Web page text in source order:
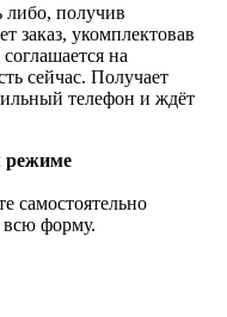
либо, получив
заказ, укомплектовав
на
сейчас. Получает
телефон и ждёт
режиме
самостоятельно
всю форму.